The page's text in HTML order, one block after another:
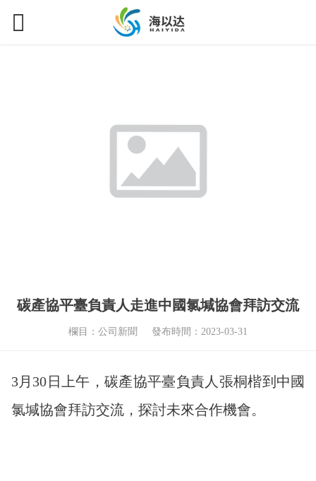
碳產協平臺負責人走進中國氯堿協會拜訪交流
欄目：公司新聞 發布時間：2023-03-31
3月30日上午，碳產協平臺負責人張桐楷到中國
氯堿協會拜訪交流，探討未來合作機會。